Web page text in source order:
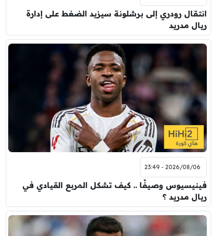
انتقال رودري إلى برشلونة سيزيد الضغط على إدارة
ريال مدريد
2026/08/06 - 23:49
فينيسيوس وصيفًا .. كيف تشكل المربع القيادي في
ريال مدريد ؟